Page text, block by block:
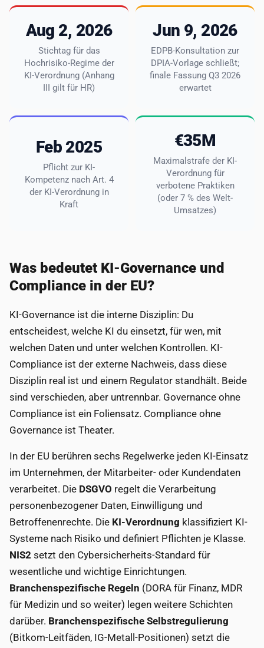
Aug 2, 2026
Stichtag für das
Hochrisiko-Regime der
KI-Verordnung (Anhang
III gilt für HR)
Jun 9, 2026
EDPB-Konsultation zur
DPIA-Vorlage schließt;
finale Fassung Q3 2026
erwartet
Feb 2025
Pflicht zur KI-
Kompetenz nach Art. 4
der KI-Verordnung in
Kraft
€35M
Maximalstrafe der KI-
Verordnung für
verbotene Praktiken
(oder 7 % des Welt-
Umsatzes)
Was bedeutet KI-Governance und
Compliance in der EU?
KI-Governance ist die interne Disziplin: Du
entscheidest, welche KI du einsetzt, für wen, mit
welchen Daten und unter welchen Kontrollen. KI-
Compliance ist der externe Nachweis, dass diese
Disziplin real ist und einem Regulator standhält. Beide
sind verschieden, aber untrennbar. Governance ohne
Compliance ist ein Foliensatz. Compliance ohne
Governance ist Theater.
In der EU berühren sechs Regelwerke jeden KI-Einsatz
im Unternehmen, der Mitarbeiter- oder Kundendaten
verarbeitet. Die DSGVO regelt die Verarbeitung
personenbezogener Daten, Einwilligung und
Betroffenenrechte. Die KI-Verordnung klassifiziert KI-
Systeme nach Risiko und definiert Pflichten je Klasse.
NIS2 setzt den Cybersicherheits-Standard für
wesentliche und wichtige Einrichtungen.
Branchenspezifische Regeln (DORA für Finanz, MDR
für Medizin und so weiter) legen weitere Schichten
darüber. Branchenspezifische Selbstregulierung
(Bitkom-Leitfäden, IG-Metall-Positionen) setzt die